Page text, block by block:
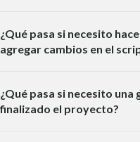
¿Qué pasa si necesito
agregar cambios en el
¿Qué pasa si necesito
finalizado el proyecto?